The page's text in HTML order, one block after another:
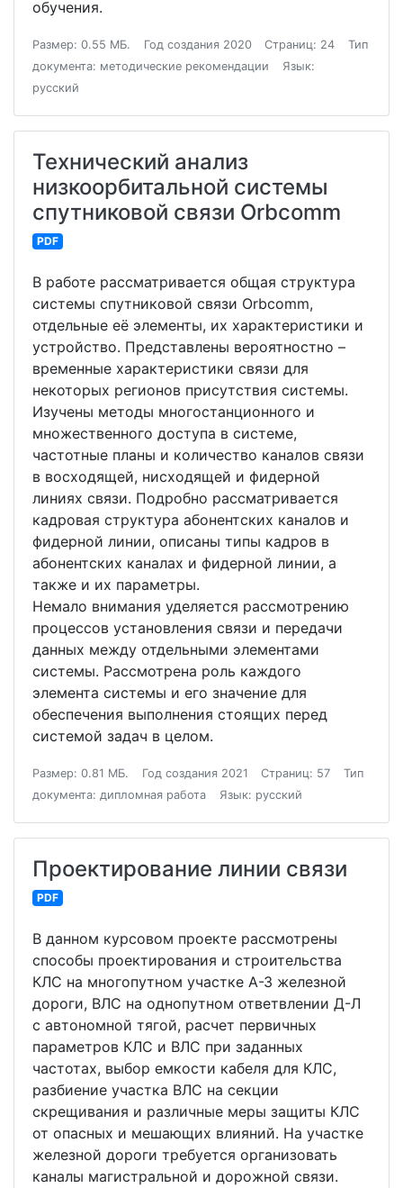
обучения.
Размер: 0.55 МБ. Год создания 2020 Страниц: 24
Тип
документа: методические рекомендации
Язык:
русский
Технический анализ
низкоорбитальной системы
спутниковой связи Orbcomm
PDF
В работе рассматривается общая структура
системы спутниковой связи Orbcomm,
отдельные её элементы, их характеристики и
устройство. Представлены вероятностно –
временные характеристики связи для
некоторых регионов присутствия системы.
Изучены методы многостанционного и
множественного доступа в системе,
частотные планы и количество каналов связи
в восходящей, нисходящей и фидерной
линиях связи. Подробно рассматривается
кадровая структура абонентских каналов и
фидерной линии, описаны типы кадров в
абонентских каналах и фидерной линии, а
также и их параметры.
Немало внимания уделяется рассмотрению
процессов установления связи и передачи
данных между отдельными элементами
системы. Рассмотрена роль каждого
элемента системы и его значение для
обеспечения выполнения стоящих перед
системой задач в целом.
Размер: 0.81 МБ. Год создания 2021 Страниц: 57
Тип
документа: дипломная работа
Язык: русский
Проектирование линии связи
PDF
В данном курсовом проекте рассмотрены
способы проектирования и строительства
КЛС на многопутном участке А-З железной
дороги, ВЛС на однопутном ответвлении Д-Л
с автономной тягой, расчет первичных
параметров КЛС и ВЛС при заданных
частотах, выбор емкости кабеля для КЛС,
разбиение участка ВЛС на секции
скрещивания и различные меры защиты КЛС
от опасных и мешающих влияний. На участке
железной дороги требуется организовать
каналы магистральной и дорожной связи.